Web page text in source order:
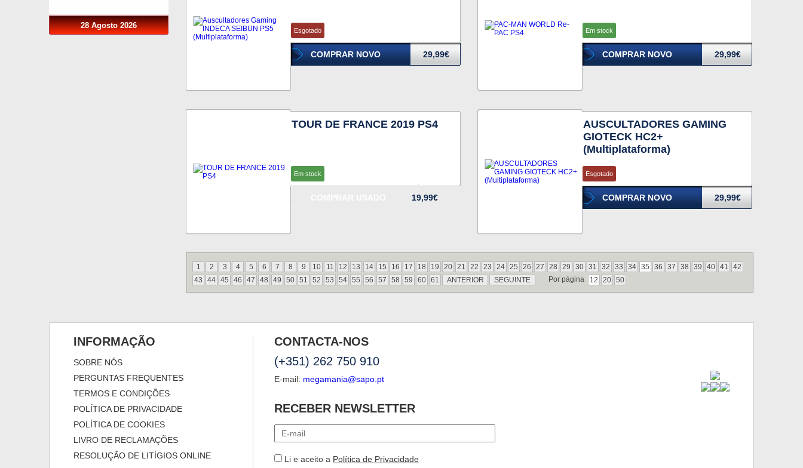
28 Agosto 2026
Esgotado
COMPRAR NOVO 29,99€
Em stock
COMPRAR NOVO 29,99€
TOUR DE FRANCE 2019 PS4
Em stock
19,99€
AUSCULTADORES GAMING
GIOTECK HC2+
(Multiplataforma)
Esgotado
COMPRAR NOVO 29,99€
1 2 3 4 5 6 7 8 9 10 11 12 13 14 15 16 17 18 19 20 21 22 23 24 25 26 27 28 29 30 31 32 33 34 35 36 37 38 39 40 41
42
43
44 45 46 47 48 49 50 51 52 53 54 55 56 57 58 59 60 61 ANTERIOR SEGUINTE Por página 12 20 50
INFORMAÇÃO
SOBRE NÓS
PERGUNTAS FREQUENTES
TERMOS E CONDIÇÕES
POLÍTICA DE PRIVACIDADE
POLÍTICA DE COOKIES
LIVRO DE RECLAMAÇÕES
RESOLUÇÃO DE LITÍGIOS ONLINE
CONTACTA-NOS
(+351) 262 750 910
E-mail: megamania@sapo.pt
RECEBER NEWSLETTER
Li e aceito a Política de Privacidade